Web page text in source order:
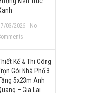
03/2026
No
Kế & Thi Công
Gói Nhà Phố 3
5x23m Anh
– Gia Lai